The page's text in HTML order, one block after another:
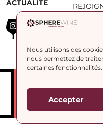
Nous utilisons des
nous permettez de
certaines fonctionnalités.
Accepter
ACTUALITÉ
Instagram WhatsApp LinkedIn